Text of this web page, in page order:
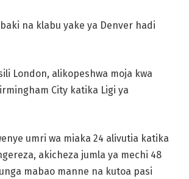
na klabu yake ya Denver hadi
London, alikopeshwa moja kwa
City katika Ligi ya
umri wa miaka 24 alivutia katika
akicheza jumla ya mechi 48
mabao manne na kutoa pasi